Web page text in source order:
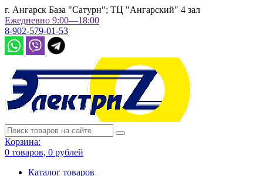
г. Ангарск База "Сатурн"; ТЦ "Ангарский" 4 зал
Ежедневно 9:00—18:00
8-902-579-01-53
Корзина:
0 товаров, 0 рублей
Каталог товаров